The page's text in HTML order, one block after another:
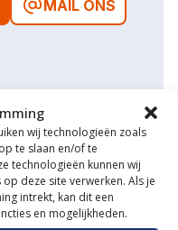
wij technologieën zoals
te slaan en/of te
technologieën kunnen wij
deze site verwerken. Als je
intrekt, kan dit een
en mogelijkheden.
MAIL ONS